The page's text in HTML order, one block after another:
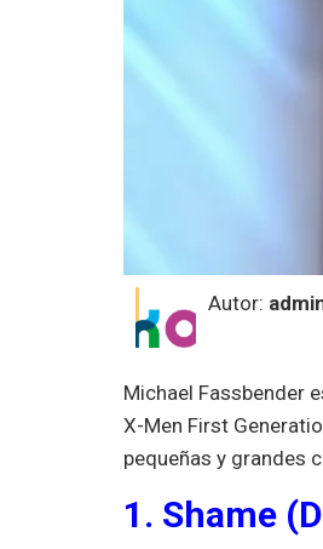
Autor:
Michael Fassbender
X-Men First
pequeñas y grandes
1. Shame